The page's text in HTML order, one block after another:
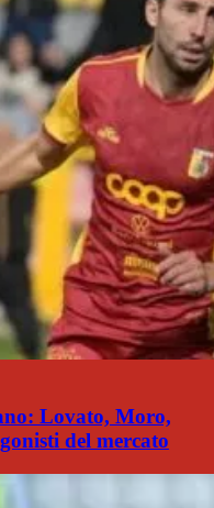
Lovato, Moro,
del mercato